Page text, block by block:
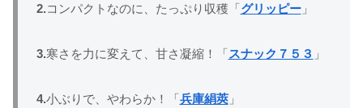
2.コンパクトなのに、たっぷり収穫「グリッピー」
3.寒さを力に変えて、甘さ凝縮！「スナック７５３ 」
4.小ぶりで、やわらか！「兵庫絹莢」